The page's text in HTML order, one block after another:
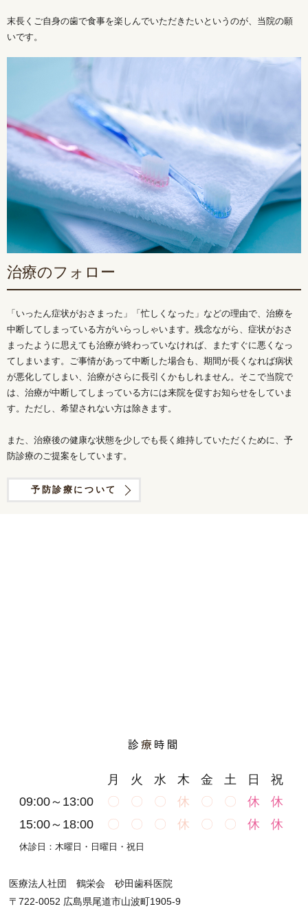
末長くご自身の歯で食事を楽しんでいただきたいというのが、当院の願
いです。
治療のフォロー
「いったん症状がおさまった」「忙しくなった」などの理由で、治療を
中断してしまっている方がいらっしゃいます。残念ながら、症状がおさ
まったように思えても治療が終わっていなければ、またすぐに悪くなっ
てしまいます。ご事情があって中断した場合も、期間が長くなれば病状
が悪化してしまい、治療がさらに長引くかもしれません。そこで当院で
は、治療が中断してしまっている方には来院を促すお知らせをしていま
す。ただし、希望されない方は除きます。
また、治療後の健康な状態を少しでも長く維持していただくために、予
防診療のご提案をしています。
予防診療について
診 療 時間
月 火 水 木 金 土 日
祝
09:00～13:00
〇 〇 〇 休 〇 〇 休
休
15:00～18:00
〇 〇 〇 休 〇 〇 休 休
休診日：木曜日・日曜日・祝日
医療法人社団 鶴栄会 砂田歯科医院
〒722-0052 広島県尾道市山波町1905-9